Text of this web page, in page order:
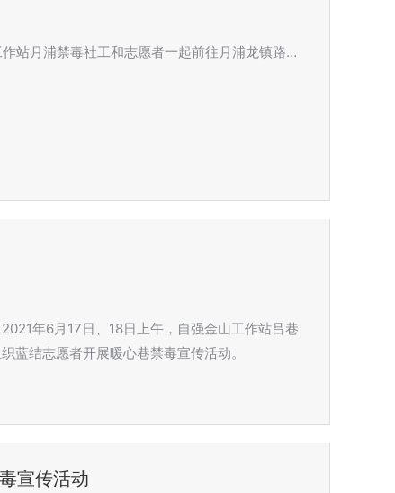
站月浦禁毒社工和志愿者一起前往月浦龙镇路…
年6月17日、18日上午，自强金山工作站吕巷
蓝结志愿者开展暖心巷禁毒宣传活动。
宣传活动